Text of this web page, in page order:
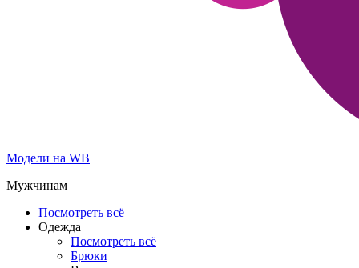
Модели на WB
Мужчинам
Посмотреть всё
Одежда
Посмотреть всё
Брюки